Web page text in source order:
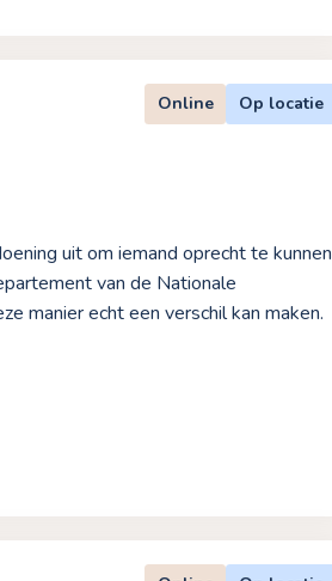
Online Op locatie
uit om iemand oprecht te kunnen
van de Nationale
manier echt een verschil kan maken.